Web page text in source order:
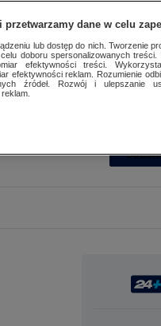
dane w celu
lub dostęp do nich. Tworzenie
doboru spersonalizowanych treści.
efektywności treści.
efektywności reklam. Rozumienie
źródeł. Rozwój i ulepszanie